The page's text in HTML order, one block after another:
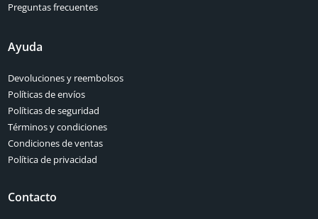
Preguntas frecuentes
Ayuda
Devoluciones y reembolsos
Políticas de envíos
Políticas de seguridad
Términos y condiciones
Condiciones de ventas
Política de privacidad
Contacto